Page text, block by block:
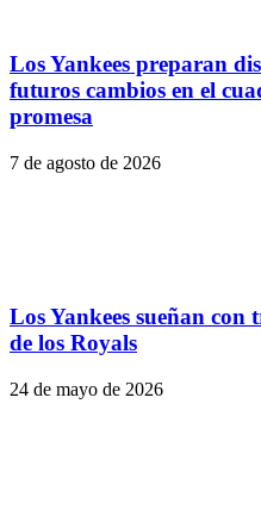
Los Yankees preparan
futuros cambios en el
promesa
7 de agosto de 2026
Los Yankees sueñan
de los Royals
24 de mayo de 2026